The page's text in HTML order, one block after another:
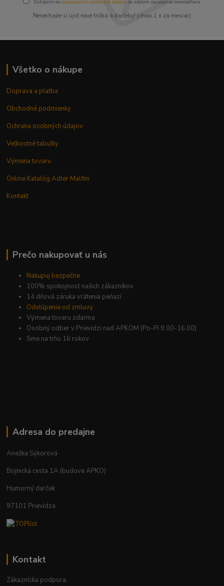
Súhlasím sospracovaním osobných údajov za účelom zasielania newslettera.
Nenechajte si ujsť nové tričká a darčeky! ( max.1 x za mesiac)
Všetko o nákupe
Doprava a platba
Obchodné podmienky
Ochrana osobných údajov
Veľkostné tabuľky
Výmena tovaru
Online Katalóg Adler Malfini
Kontakt
Prečo nakupovať u nás
Nakupuj bezpečne
100% spokojnosť našich zákazníkov
14 dňová záruka vrátenia peňazí
Odstúpenie od zmluvy
Výmena tovaru zdarma
Osobný odber v Prievidzi nad APKOM (Po-Pi 9.00-16.00)
Sme na trhu 16 rokov
Adresa do predajne
Anežka Sýkorová
Bojnická cesta 1A (budova APKO)
Humorný darček
97101 Prievidza
Kontakt
Zákaznícka podpora: